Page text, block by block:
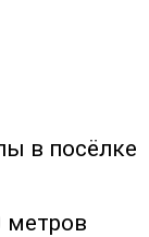
в посёлке
метров